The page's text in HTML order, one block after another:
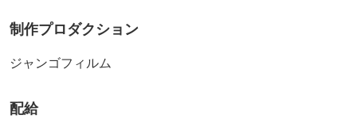
制作プロダクション
ジャンゴフィルム
配給